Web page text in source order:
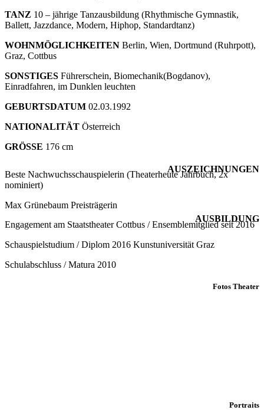
TANZ 10 – jährige Tanzausbildung (Rhythmische Gymnastik,
Ballett, Jazzdance, Modern, Hiphop, Standardtanz)
WOHNMÖGLICHKEITEN Berlin, Wien, Dortmund (Ruhrpott),
Graz, Cottbus
SONSTIGES Führerschein, Biomechanik(Bogdanov),
Einradfahren, im Dunklen leuchten
GEBURTSDATUM 02.03.1992
NATIONALITÄT Österreich
GRÖSSE 176 cm
AUSZEICHNUNGEN
Beste Nachwuchsschauspielerin (Theaterheute Jahrbuch, 2x
nominiert)
Max Grünebaum Preisträgerin
AUSBILDUNG
Engagement am Staatstheater Cottbus / Ensemblemitglied seit 2016
Schauspielstudium / Diplom 2016 Kunstuniversität Graz
Schulabschluss / Matura 2010
Fotos Theater
Portraits